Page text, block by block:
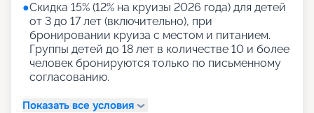
●Скидка 15% (12% на круизы 2026 года) для детей
от 3 до 17 лет (включительно), при
бронировании круиза с местом и питанием.
Группы детей до 18 лет в количестве 10 и более
человек бронируются только по письменному
согласованию.
Показать все условия